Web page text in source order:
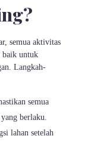
semua aktivitas
baik untuk
Langkah-
semua
berlaku.
lahan setelah